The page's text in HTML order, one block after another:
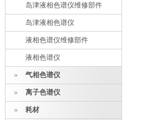
岛津液相色谱仪维修部件
岛津液相色谱仪
液相色谱仪维修部件
液相色谱仪
气相色谱仪
离子色谱仪
耗材